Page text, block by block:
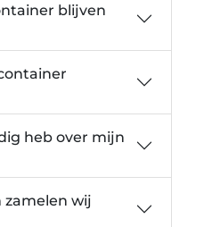
blijven
heb over mijn
zamelen wij